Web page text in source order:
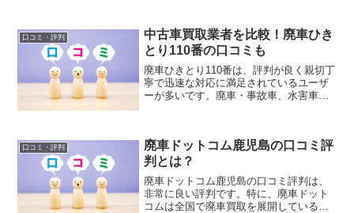
高く車を買取ることができています。
口コミ・評判
中古車買取業者を比較！廃車ひき
とり110番の口コミも
廃車ひきとり110番は、評判が良く親切丁
寧で迅速な対応に満足されているユーザ
ーが多いです。廃車・事故車、水害車等
かった車でも買取ってもらえます。
口コミ・評判
廃車ドットコム鹿児島の口コミ評
判とは？
廃車ドットコム鹿児島の口コミ評判は、
非常に良い評判です。特に、廃車ドット
コムは全国で廃車買取を展開している合